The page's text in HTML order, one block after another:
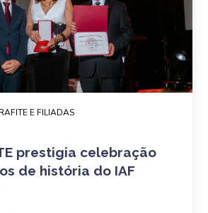
E FILIADAS
prestigia celebração
de história do IAF